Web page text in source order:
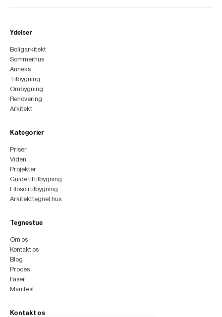
Ydelser
Boligarkitekt
Sommerhus
Anneks
Tilbygning
Ombygning
Renovering
Arkitekt
Kategorier
Priser
Viden
Projekter
Guide til tilbygning
Filosofi tilbygning
Arkitekttegnet hus
Tegnestue
Om os
Kontakt os
Blog
Proces
Faser
Manifest
Kontakt os